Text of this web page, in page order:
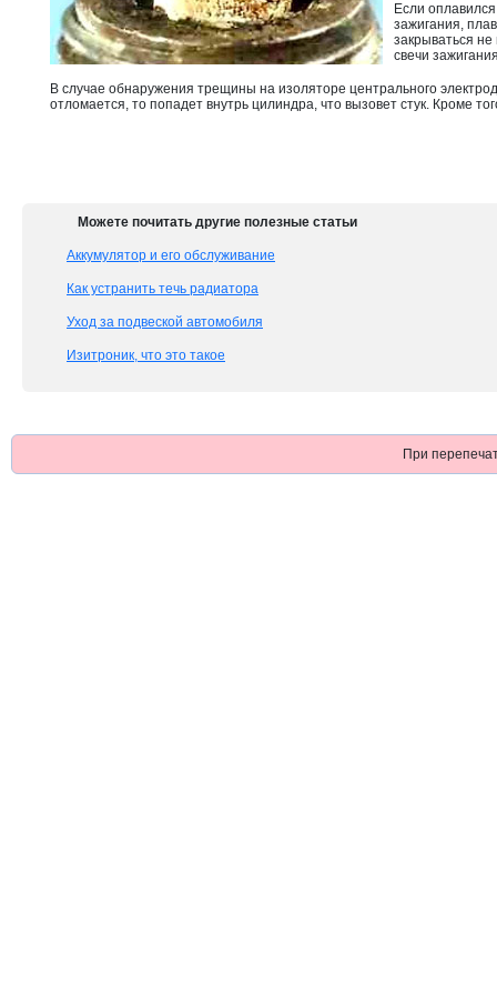
Если
зажигания,
закрываться
свечи
В случае обнаружения трещины на изоляторе центрального
отломается, то попадет внутрь цилиндра, что вызовет стук. Кроме
Можете почитать другие полезные статьи
Аккумулятор и его обслуживание
Как устранить течь радиатора
Уход за подвеской автомобиля
Изитроник, что это такое
При